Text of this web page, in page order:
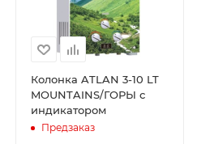
Колонка ATLAN 3-10 LT
MOUNTAINS/ГОРЫ с
индикатором
Предзаказ